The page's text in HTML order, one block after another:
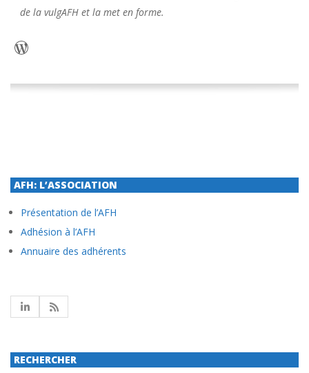
de la vulgAFH et la met en forme.
WordPress
AFH: L’ASSOCIATION
Présentation de l’AFH
Adhésion à l’AFH
Annuaire des adhérents
RECHERCHER